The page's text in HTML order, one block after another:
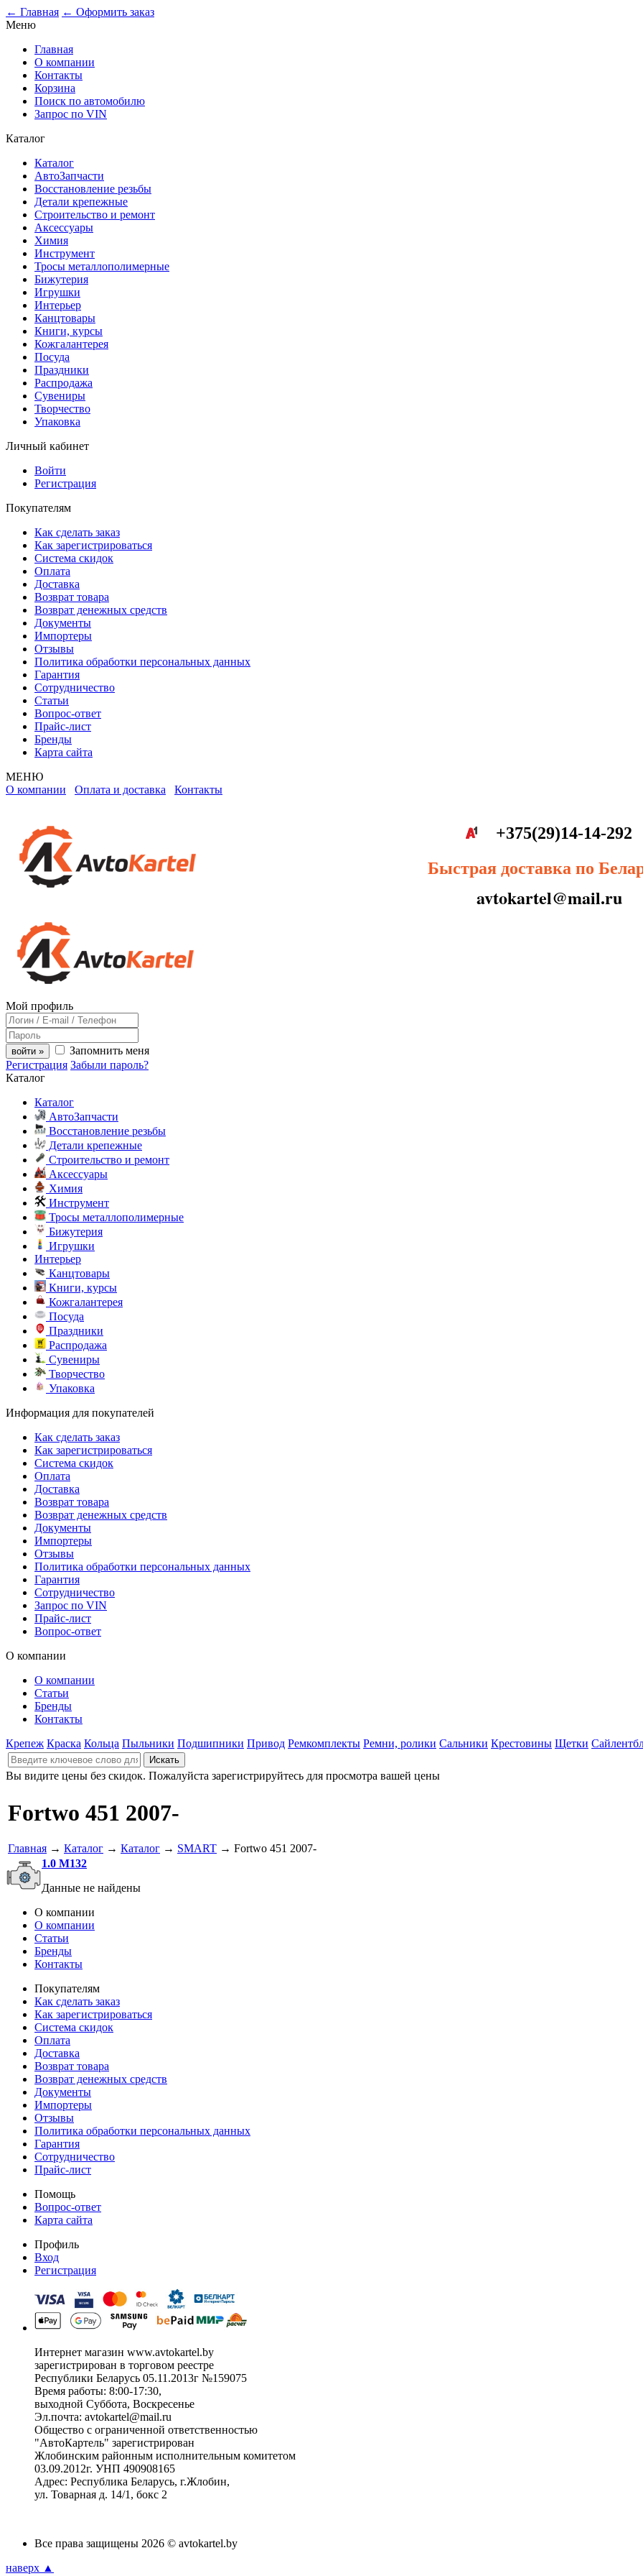
← Главная ← Оформить заказ
Меню
Главная
О компании
Контакты
Корзина
Поиск по автомобилю
Запрос по VIN
Каталог
Каталог
АвтоЗапчасти
Восстановление резьбы
Детали крепежные
Строительство и ремонт
Аксессуары
Химия
Инструмент
Тросы металлополимерные
Бижутерия
Игрушки
Интерьер
Канцтовары
Книги, курсы
Кожгалантерея
Посуда
Праздники
Распродажа
Сувениры
Творчество
Упаковка
Личный кабинет
Войти
Регистрация
Покупателям
Как сделать заказ
Как зарегистрироваться
Система скидок
Оплата
Доставка
Возврат товара
Возврат денежных средств
Документы
Импортеры
Отзывы
Политика обработки персональных данных
Гарантия
Сотрудничество
Статьи
Вопрос-ответ
Прайс-лист
Бренды
Карта сайта
МЕНЮ
О компании
Оплата и доставка Контакты
+375(29)14-14-292
Быстрая доставка по
avtokartel@mail.ru
Мой профиль
войти »
Запомнить меня
Регистрация Забыли пароль?
Каталог
Каталог
АвтоЗапчасти
Восстановление резьбы
Детали крепежные
Строительство и ремонт
Аксессуары
Химия
Инструмент
Тросы металлополимерные
Бижутерия
Игрушки
Интерьер
Канцтовары
Книги, курсы
Кожгалантерея
Посуда
Праздники
Распродажа
Сувениры
Творчество
Упаковка
Информация для покупателей
Как сделать заказ
Как зарегистрироваться
Система скидок
Оплата
Доставка
Возврат товара
Возврат денежных средств
Документы
Импортеры
Отзывы
Политика обработки персональных данных
Гарантия
Сотрудничество
Запрос по VIN
Прайс-лист
Вопрос-ответ
О компании
О компании
Статьи
Бренды
Контакты
Крепеж Краска Кольца Пыльники Подшипники Привод Ремкомплекты Ремни, ролики Сальники Крестовины Щетки
Вы видите цены без скидок. Пожалуйста зарегистрируйтесь для просмотра вашей цены
Fortwo 451 2007-
Главная → Каталог → Каталог → SMART → Fortwo 451 2007-
1.0 M132
Данные не найдены
О компании
О компании
Статьи
Бренды
Контакты
Покупателям
Как сделать заказ
Как зарегистрироваться
Система скидок
Оплата
Доставка
Возврат товара
Возврат денежных средств
Документы
Импортеры
Отзывы
Политика обработки персональных данных
Гарантия
Сотрудничество
Прайс-лист
Помощь
Вопрос-ответ
Карта сайта
Профиль
Вход
Регистрация
Интернет магазин www.avtokartel.by
зарегистрирован в торговом реестре
Республики Беларусь 05.11.2013г №159075
Время работы: 8:00-17:30,
выходной Суббота, Воскресенье
Эл.почта: avtokartel@mail.ru
Общество с ограниченной ответственностью
"АвтоКартель" зарегистрирован
Жлобинским районным исполнительным комитетом
03.09.2012г. УНП 490908165
Адрес: Республика Беларусь, г.Жлобин,
ул. Товарная д. 14/1, бокс 2
Все права защищены 2026 © avtokartel.by
наверх ▲